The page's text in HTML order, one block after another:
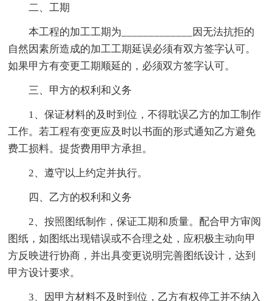
二、工期
本工程的加工工期为_____________因无法抗拒的
自然因素所造成的加工工期延误必须有双方签字认可。
如果甲方有变更工期顺延的，必须双方签字认可。
三、甲方的权利和义务
1、保证材料的及时到位，不得耽误乙方的加工制作
工作。若工程有变更应及时以书面的形式通知乙方避免
费工损料。提货费用甲方承担。
2、遵守以上约定并执行。
四、乙方的权利和义务
2、按照图纸制作，保证工期和质量。配合甲方审阅
图纸，如图纸出现错误或不合理之处，应积极主动向甲
方反映进行协商，并出具变更说明完善图纸设计，达到
甲方设计要求。
3、因甲方材料不及时到位，乙方有权停工并不纳入